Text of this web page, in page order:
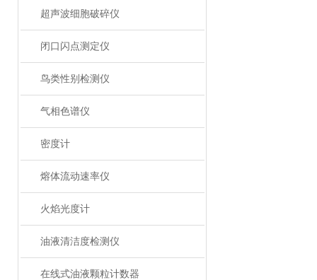
超声波细胞破碎仪
闭口闪点测定仪
鸟类性别检测仪
气相色谱仪
密度计
熔体流动速率仪
火焰光度计
油液清洁度检测仪
在线式油液颗粒计数器